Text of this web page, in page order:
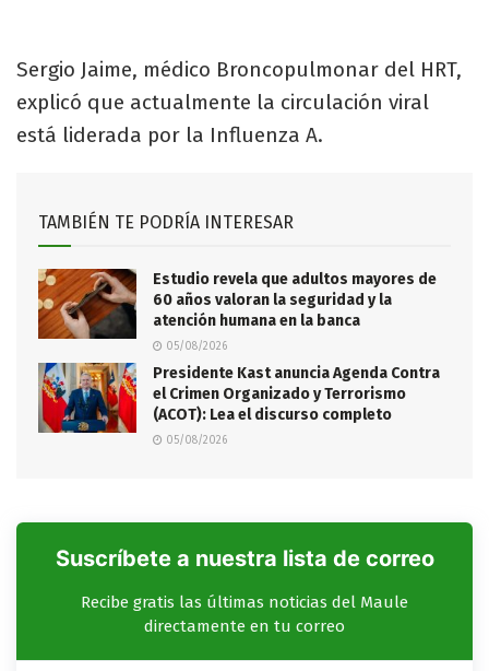
Sergio Jaime, médico Broncopulmonar del HRT,
explicó que actualmente la circulación viral
está liderada por la Influenza A.
TAMBIÉN TE PODRÍA INTERESAR
Estudio revela que adultos mayores de
60 años valoran la seguridad y la
atención humana en la banca
05/08/2026
Presidente Kast anuncia Agenda Contra
el Crimen Organizado y Terrorismo
(ACOT): Lea el discurso completo
05/08/2026
Suscríbete a nuestra lista de correo
Recibe gratis las últimas noticias del Maule
directamente en tu correo